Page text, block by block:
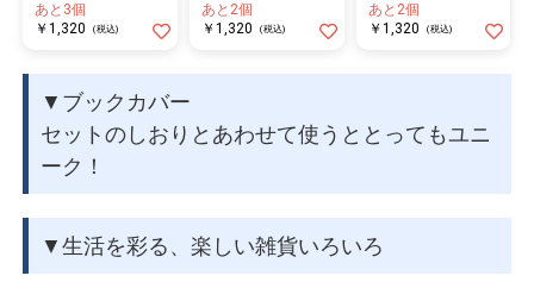
ン製のコースターで
す。
あと3個
￥1,320
(税込)
ン製のコースターで
す。
あと2個
￥1,320
(税込)
ン製のコースターで
す。
あと2個
￥1,320
(税込)
▼ブックカバー
セットのしおりとあわせて使うととってもユニ
ーク！
▼生活を彩る、楽しい雑貨いろいろ